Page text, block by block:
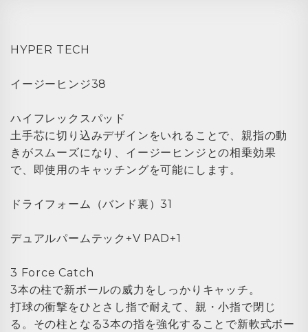
HYPER TECH
イージーヒンジ38
ハイフレックスパッド
土手芯に切り込みデザインをいれることで、親指の動
きがスムーズになり、イージーヒンジとの相乗効果
で、即使用のキャッチングを可能にします。
ドライフォーム（バンド裏）31
デュアルパームテック+V PAD+1
3 Force Catch
3本の柱で新ボールの威力をしっかりキャッチ。
打球の衝撃をひとさし指で耐えて、親・小指で閉じ
る。その柱となる3本の指を強化することで新軟式ボー